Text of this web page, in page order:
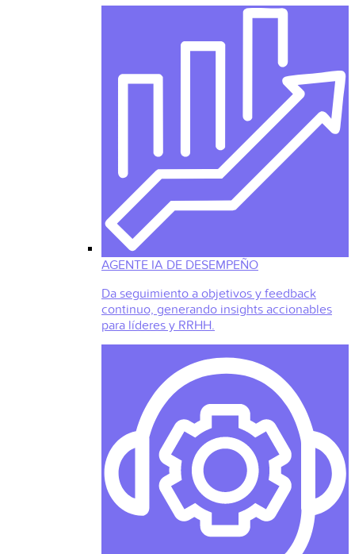
AGENTE IA DE DESEMPEÑO
Da seguimiento a objetivos y feedback
continuo, generando insights accionables
para líderes y RRHH.